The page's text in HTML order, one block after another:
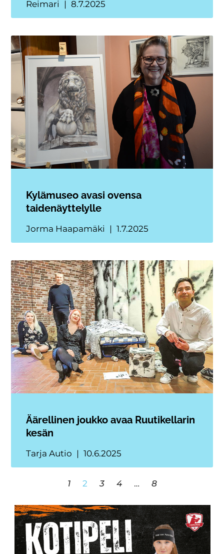
Reimari 8.7.2025
Kylämuseo avasi ovensa
taidenäyttelylle
Jorma Haapamäki 1.7.2025
Äärellinen joukko avaa Ruutikellarin
kesän
Tarja Autio 10.6.2025
1 2 3 4 … 8